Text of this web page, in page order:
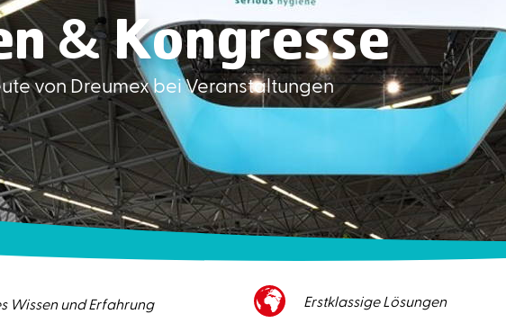
& Kongresse
von Dreumex bei Veranstaltungen
Wissen und Erfahrung Erstklassige Lösungen